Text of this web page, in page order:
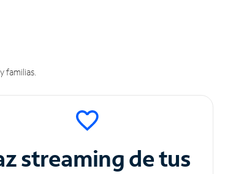
familias.
streaming de tus